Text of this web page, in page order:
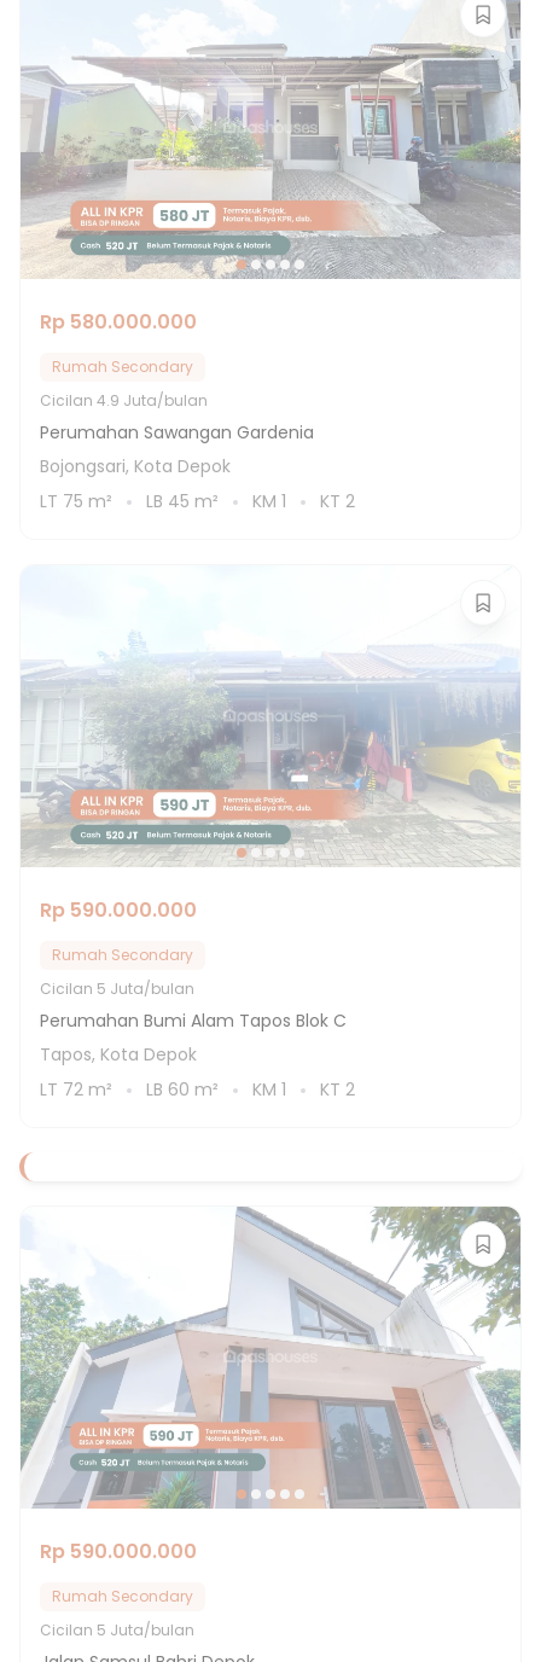
Rp 580.000.000
Rumah Secondary
Cicilan 4.9 Juta/bulan
Perumahan Sawangan Gardenia
Bojongsari, Kota Depok
LT 75 m² LB 45 m² KM 1 KT 2
Rp 590.000.000
Rumah Secondary
Cicilan 5 Juta/bulan
Perumahan Bumi Alam Tapos Blok C
Tapos, Kota Depok
LT 72 m² LB 60 m² KM 1 KT 2
Rp 590.000.000
Rumah Secondary
Cicilan 5 Juta/bulan